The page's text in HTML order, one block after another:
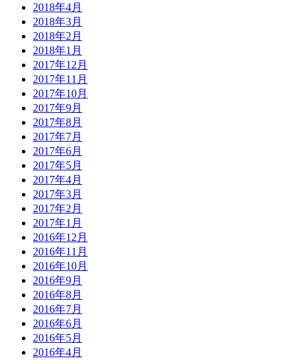
2018年4月
2018年3月
2018年2月
2018年1月
2017年12月
2017年11月
2017年10月
2017年9月
2017年8月
2017年7月
2017年6月
2017年5月
2017年4月
2017年3月
2017年2月
2017年1月
2016年12月
2016年11月
2016年10月
2016年9月
2016年8月
2016年7月
2016年6月
2016年5月
2016年4月